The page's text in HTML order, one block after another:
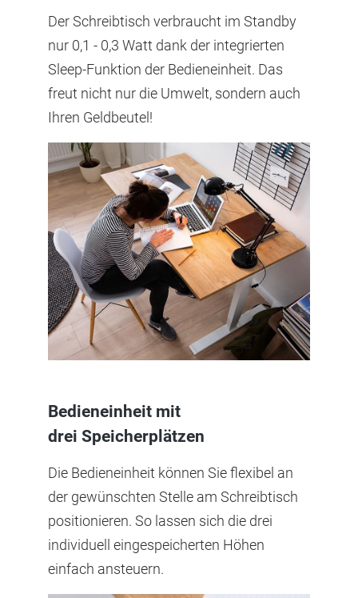
Der Schreibtisch verbraucht im Standby
nur 0,1 - 0,3 Watt dank der integrierten
Sleep-Funktion der Bedieneinheit. Das
freut nicht nur die Umwelt, sondern auch
Ihren Geldbeutel!
Bedieneinheit mit
drei Speicherplätzen
Die Bedieneinheit können Sie flexibel an
der gewünschten Stelle am Schreibtisch
positionieren. So lassen sich die drei
individuell eingespeicherten Höhen
einfach ansteuern.